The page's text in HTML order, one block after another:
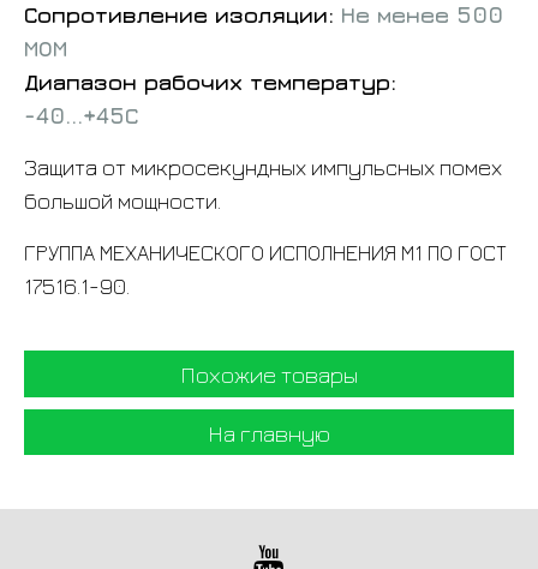
Сопротивление изоляции: Не менее 500
МОМ
Диапазон рабочих температур:
-40...+45С
Защита от микросекундных импульсных помех
большой мощности.
ГРУППА МЕХАНИЧЕСКОГО ИСПОЛНЕНИЯ М1 ПО ГОСТ
17516.1-90.
Похожие товары
На главную